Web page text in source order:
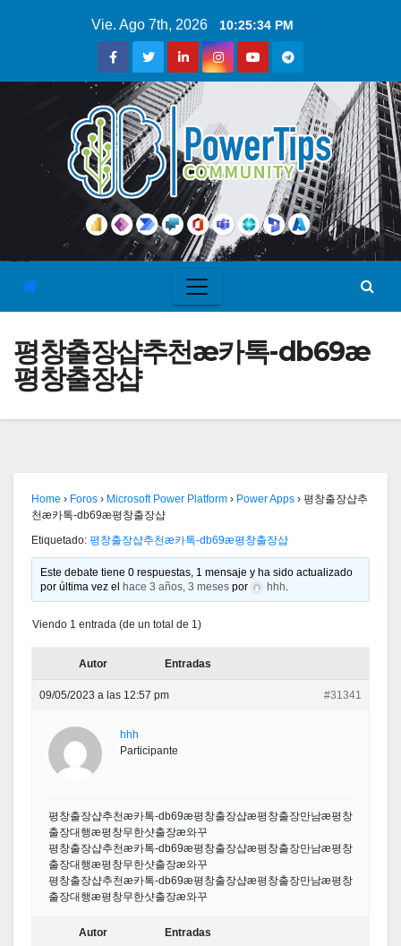
Vie. Ago 7th, 2026 10:25:35 PM
평창출장샵추천æ카톡-db69æ
평창출장샵
Home › Foros › Microsoft Power Platform › Power Apps › 평창출장샵추
천æ카톡-db69æ평창출장샵
Etiquetado: 평창출장샵추천æ카톡-db69æ평창출장샵
Este debate tiene 0 respuestas, 1 mensaje y ha sido actualizado
por última vez el
hace 3 años, 3 meses por hhh.
Viendo 1 entrada (de un total de 1)
Autor Entradas
09/05/2023 a las 12:57 pm #31341
hhh
Participante
평창출장샵추천æ카톡-db69æ평창출장샵æ평창출장만남æ평창
출장대행æ평창무한샷출장æ와꾸
평창출장샵추천æ카톡-db69æ평창출장샵æ평창출장만남æ평창
출장대행æ평창무한샷출장æ와꾸
평창출장샵추천æ카톡-db69æ평창출장샵æ평창출장만남æ평창
출장대행æ평창무한샷출장æ와꾸
Autor Entradas